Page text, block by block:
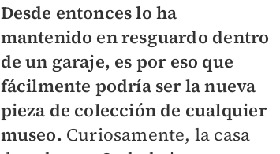
Desde entonces lo ha
mantenido en resguardo dentro
de un garaje, es por eso que
fácilmente podría ser la nueva
pieza de colección de cualquier
museo. Curiosamente, la casa